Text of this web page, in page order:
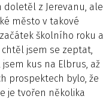
doletěl z Jerevanu, ale
město v takové
školního roku a
jsem se zeptat,
kus na Elbrus, až
prospektech bylo, že
je tvořen několika